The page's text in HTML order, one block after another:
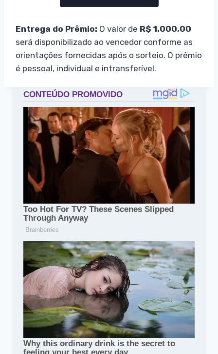
Entrega do Prêmio: O valor de R$ 1.000,00
será disponibilizado ao vencedor conforme as
orientações fornecidas após o sorteio. O prêmio
é pessoal, individual e intransferível.